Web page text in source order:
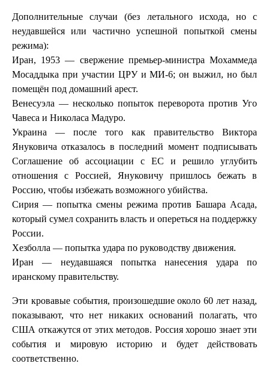
Дополнительные случаи (без летального исхода, но с
неудавшейся или частично успешной попыткой смены
режима):
Иран, 1953 — свержение премьер-министра Мохаммеда
Мосаддыка при участии ЦРУ и MИ-6; он выжил, но был
помещён под домашний арест.
Венесуэла — несколько попыток переворота против Уго
Чавеса и Николаса Мадуро.
Украина — после того как правительство Виктора
Януковича отказалось в последний момент подписывать
Соглашение об ассоциации с ЕС и решило углубить
отношения с Россией, Януковичу пришлось бежать в
Россию, чтобы избежать возможного убийства.
Сирия — попытка смены режима против Башара Асада,
который сумел сохранить власть и опереться на поддержку
России.
Хезболла — попытка удара по руководству движения.
Иран — неудавшаяся попытка нанесения удара по
иранскому правительству.
Эти кровавые события, произошедшие около 60 лет назад,
показывают, что нет никаких оснований полагать, что
США откажутся от этих методов. Россия хорошо знает эти
события и мировую историю и будет действовать
соответственно.